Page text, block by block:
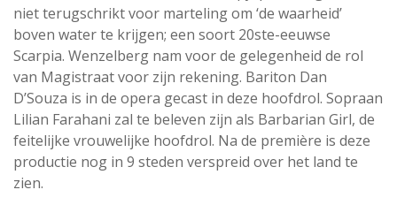
niet terugschrikt voor marteling om ‘de waarheid’
boven water te krijgen; een soort 20ste-eeuwse
Scarpia. Wenzelberg nam voor de gelegenheid de rol
van Magistraat voor zijn rekening. Bariton Dan
D’Souza is in de opera gecast in deze hoofdrol. Sopraan
Lilian Farahani zal te beleven zijn als Barbarian Girl, de
feitelijke vrouwelijke hoofdrol. Na de première is deze
productie nog in 9 steden verspreid over het land te
zien.